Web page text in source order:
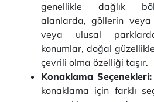
genellikle dağlık
alanlarda, göllerin veya
veya ulusal
konumlar, doğal
çevrili olma özelliği taşır.
Konaklama Seçenekleri:
konaklama için farklı